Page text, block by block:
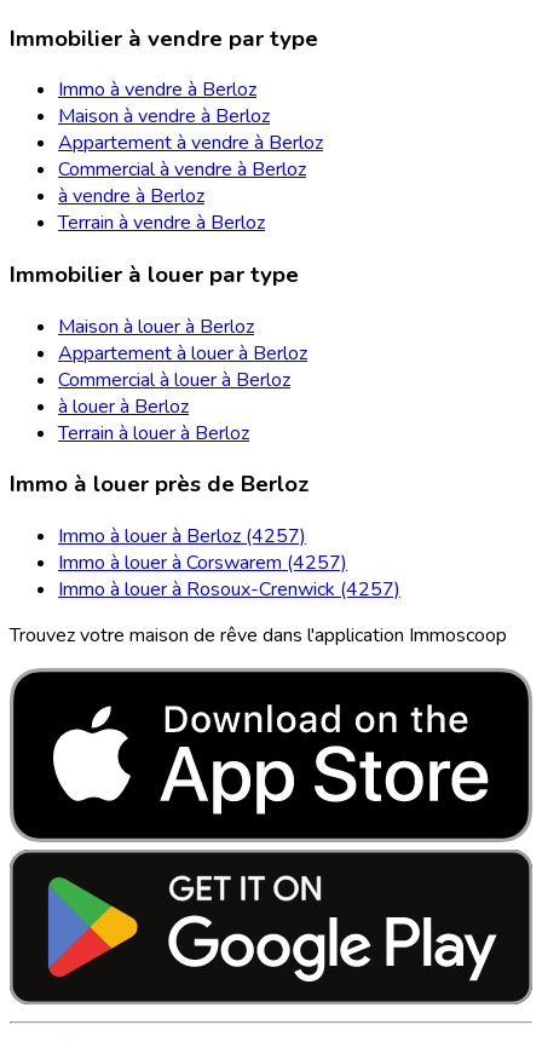
Immobilier à vendre par type
Immo à vendre à Berloz
Maison à vendre à Berloz
Appartement à vendre à Berloz
Commercial à vendre à Berloz
à vendre à Berloz
Terrain à vendre à Berloz
Immobilier à louer par type
Maison à louer à Berloz
Appartement à louer à Berloz
Commercial à louer à Berloz
à louer à Berloz
Terrain à louer à Berloz
Immo à louer près de Berloz
Immo à louer à Berloz (4257)
Immo à louer à Corswarem (4257)
Immo à louer à Rosoux-Crenwick (4257)
Trouvez votre maison de rêve dans l'application Immoscoop